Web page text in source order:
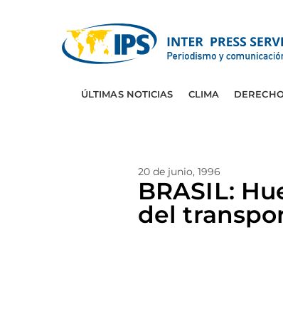
ÚLTIMAS NOTICIAS CLIMA
20 de junio, 1996
BRASIL:
del